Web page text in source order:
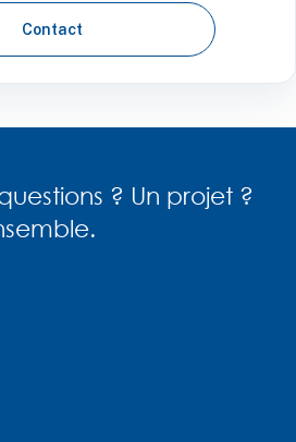
Contact
? Un projet ?